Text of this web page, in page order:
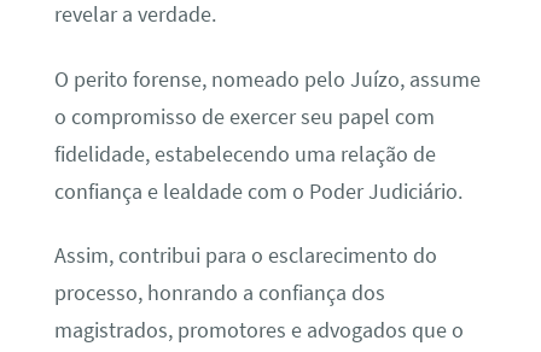
revelar a verdade.
O perito forense, nomeado pelo Juízo, assume
o compromisso de exercer seu papel com
fidelidade, estabelecendo uma relação de
confiança e lealdade com o Poder Judiciário.
Assim, contribui para o esclarecimento do
processo, honrando a confiança dos
magistrados, promotores e advogados que o